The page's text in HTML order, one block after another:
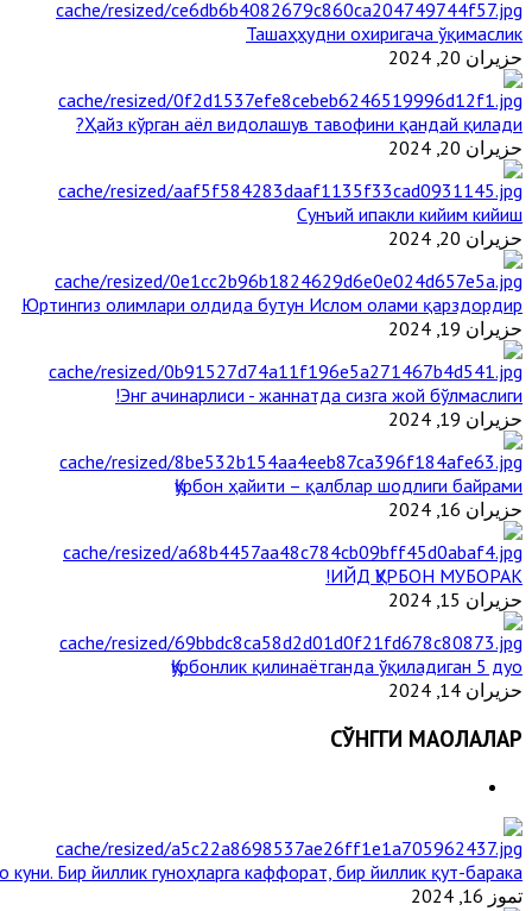
Ташаҳҳудни охиригача ўқимаслик
حزيران 20, 2024
Ҳайз кўрган аёл видолашув тавофини қандай қилади?
حزيران 20, 2024
Сунъий ипакли кийим кийиш
حزيران 20, 2024
Юртингиз олимлари олдида бутун Ислом олами қарздордир
حزيران 19, 2024
Энг ачинарлиси - жаннатда сизга жой бўлмаслиги!
حزيران 19, 2024
Қурбон ҳайити – қалблар шодлиги байрами
حزيران 16, 2024
ИЙД ҚУРБОН МУБОРАК!
حزيران 15, 2024
Қурбонлик қилинаётганда ўқиладиган 5 дуо
حزيران 14, 2024
СЎНГГИ МАҚОЛАЛАР
Бир йиллик гуноҳларга каффорат, бир йиллик қут-барака
تموز 16, 2024